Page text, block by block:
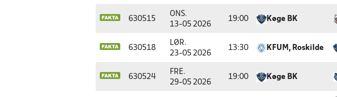
630515
ONS.
13-05 2026
19:00 Køge BK
630518
LØR.
23-05 2026
13:30 KFUM, Roskilde
630524
FRE.
29-05 2026
19:00 Køge BK